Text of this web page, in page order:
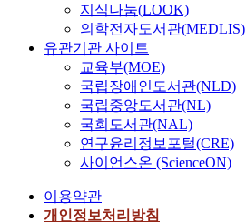
지식나눔(LOOK)
의학전자도서관(MEDLIS)
유관기관 사이트
교육부(MOE)
국립장애인도서관(NLD)
국립중앙도서관(NL)
국회도서관(NAL)
연구윤리정보포털(CRE)
사이언스온 (ScienceON)
이용약관
개인정보처리방침